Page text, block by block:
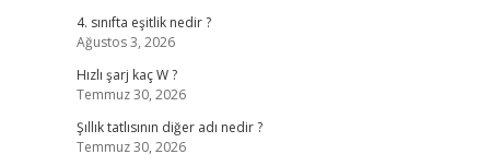
4. sınıfta eşitlik nedir ?
Ağustos 3, 2026
Hızlı şarj kaç W ?
Temmuz 30, 2026
Şıllık tatlısının diğer adı nedir ?
Temmuz 30, 2026